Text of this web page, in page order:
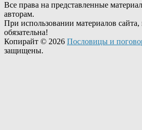
Все права на представленные
авторам.
При использовании материалов сайта,
обязательна!
Копирайт © 2026 Пословицы и
защищены.